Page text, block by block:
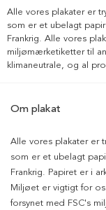
Alle vores plakater er
som er et ubelagt
Frankrig. Alle vores
miljømærketiketter til
klimaneutrale, og al
Om plakat
Alle vores plakater er
som er et ubelagt
Frankrig. Papiret er i
Miljøet er vigtigt for
forsynet med FSC's